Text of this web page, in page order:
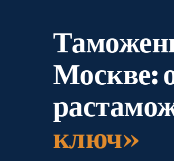
Москве:
ключ»